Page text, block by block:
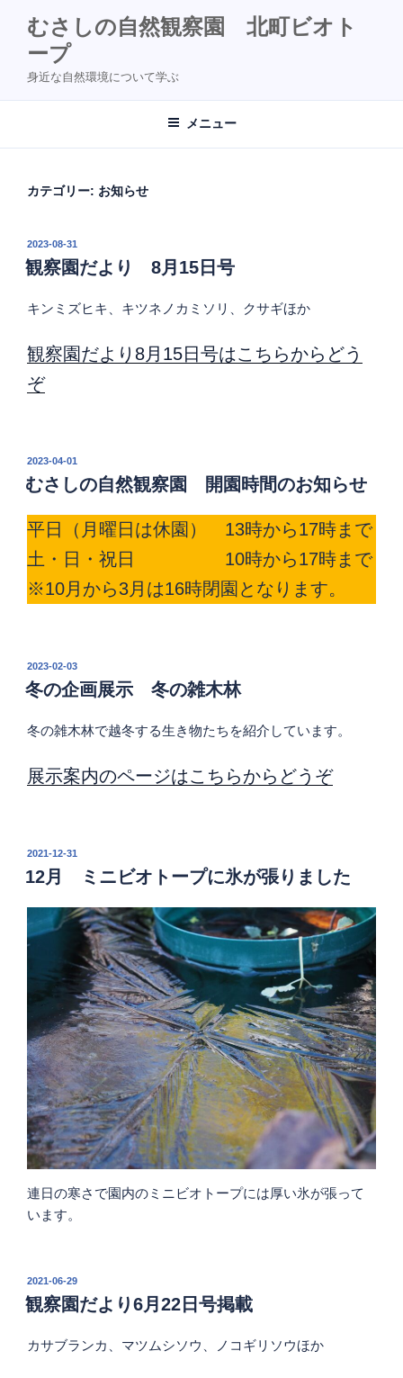
むさしの自然観察園 北町ビオト
ープ
身近な自然環境について学ぶ
メニュー
カテゴリー: お知らせ
投
稿
日:
2023-08-31
観察園だより 8月15日号
キンミズヒキ、キツネノカミソリ、クサギほか
観察園だより8月15日号はこちらからどう
ぞ
投
稿
日:
2023-04-01
むさしの自然観察園 開園時間のお知らせ
平日（月曜日は休園） 13時から17時まで
土・日・祝日 10時から17時まで
※10月から3月は16時閉園となります。
投
稿
日:
2023-02-03
冬の企画展示 冬の雑木林
冬の雑木林で越冬する生き物たちを紹介しています。
展示案内のページはこちらからどうぞ
投
稿
日:
2021-12-31
12月 ミニビオトープに氷が張りました
連日の寒さで園内のミニビオトープには厚い氷が張って
います。
投
稿
日:
2021-06-29
観察園だより6月22日号掲載
カサブランカ、マツムシソウ、ノコギリソウほか